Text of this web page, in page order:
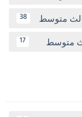
متوسط 38
متوسط 17